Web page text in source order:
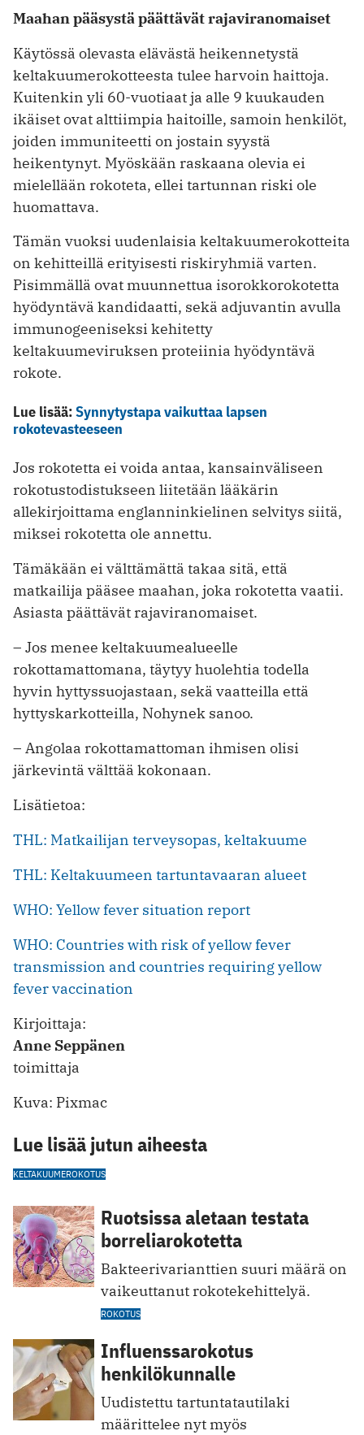
Maahan pääsystä päättävät rajaviranomaiset
Käytössä olevasta elävästä heikennetystä
keltakuumerokotteesta tulee harvoin haittoja.
Kuitenkin yli 60-vuotiaat ja alle 9 kuukauden
ikäiset ovat alttiimpia haitoille, samoin henkilöt,
joiden immuniteetti on jostain syystä
heikentynyt. Myöskään raskaana olevia ei
mielellään rokoteta, ellei tartunnan riski ole
huomattava.
Tämän vuoksi uudenlaisia keltakuumerokotteita
on kehitteillä erityisesti riskiryhmiä varten.
Pisimmällä ovat muunnettua isorokkorokotetta
hyödyntävä kandidaatti, sekä adjuvantin avulla
immunogeeniseksi kehitetty
keltakuumeviruksen proteiinia hyödyntävä
rokote.
Lue lisää:Synnytystapa vaikuttaa lapsen
rokotevasteeseen
Jos rokotetta ei voida antaa, kansainväliseen
rokotustodistukseen liitetään lääkärin
allekirjoittama englanninkielinen selvitys siitä,
miksei rokotetta ole annettu.
Tämäkään ei välttämättä takaa sitä, että
matkailija pääsee maahan, joka rokotetta vaatii.
Asiasta päättävät rajaviranomaiset.
– Jos menee keltakuumealueelle
rokottamattomana, täytyy huolehtia todella
hyvin hyttyssuojastaan, sekä vaatteilla että
hyttyskarkotteilla, Nohynek sanoo.
– Angolaa rokottamattoman ihmisen olisi
järkevintä välttää kokonaan.
Lisätietoa:
THL: Matkailijan terveysopas, keltakuume
THL: Keltakuumeen tartuntavaaran alueet
WHO: Yellow fever situation report
WHO: Countries with risk of yellow fever
transmission and countries requiring yellow
fever vaccination
Kirjoittaja:
Anne Seppänen
toimittaja
Kuva: Pixmac
Lue lisää jutun aiheesta
KELTAKUUMEROKOTUS
Ruotsissa aletaan testata
borreliarokotetta
Bakteerivarianttien suuri määrä on
vaikeuttanut rokotekehittelyä.
ROKOTUS
Influenssarokotus
henkilökunnalle
Uudistettu tartuntatautilaki
määrittelee nyt myös